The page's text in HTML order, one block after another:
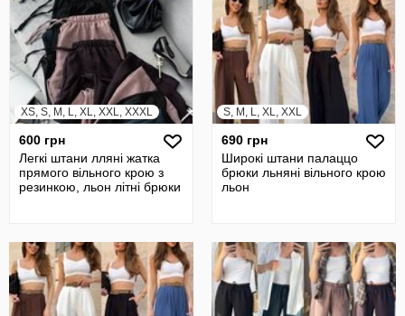
XS, S, M, L, XL, XXL, XXXL
600 грн
Легкі штани лляні жатка
прямого вільного крою з
резинкою, льон літні брюки
S, M, L, XL, XXL
690 грн
Широкі штани палаццо
брюки льняні вільного крою
льон